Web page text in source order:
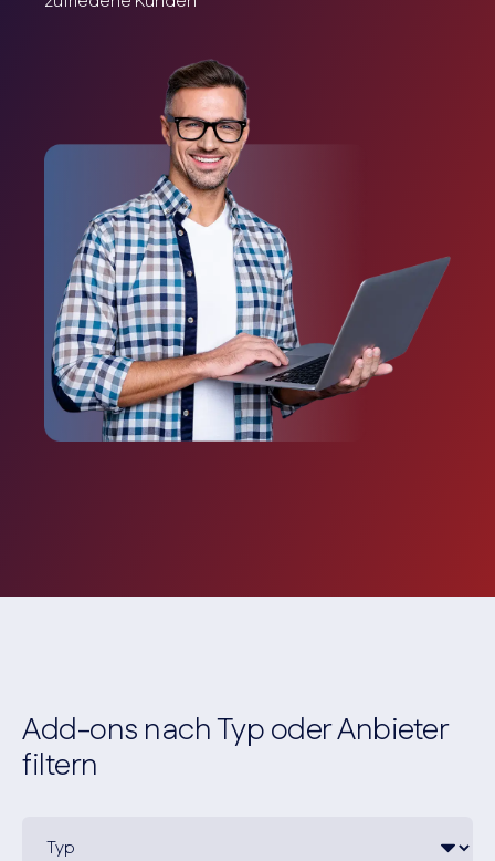
Add-ons nach Typ oder Anbieter
filtern